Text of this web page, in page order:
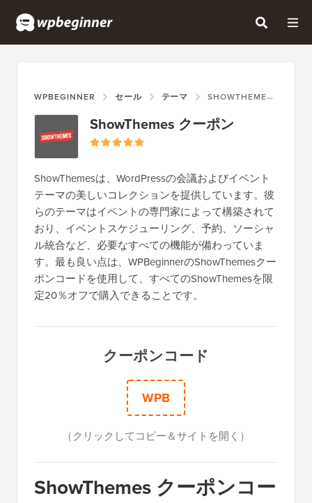
WPBEGINNER セール テーマ SHOWTHEMES クーポン
ShowThemes クーポン
ShowThemesは、WordPressの会議およびイベント
テーマの美しいコレクションを提供しています。彼
らのテーマはイベントの専門家によって構築されて
おり、イベントスケジューリング、予約、ソーシャ
ル統合など、必要なすべての機能が備わっていま
す。最も良い点は、WPBeginnerのShowThemesクー
ポンコードを使用して、すべてのShowThemesを限
定20％オフで購入できることです。
クーポンコード
WPB
（クリックしてコピー＆サイトを開く）
ShowThemes クーポンコー